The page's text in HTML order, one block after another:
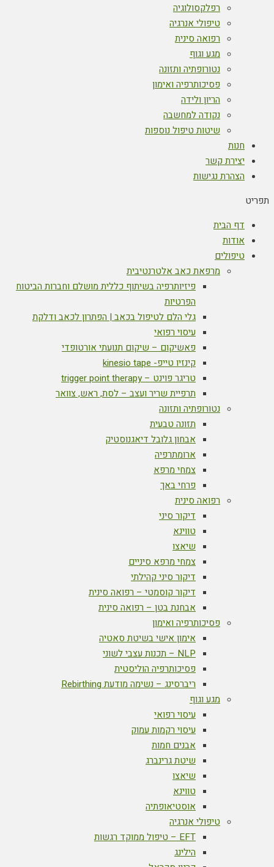
רפלקסולוגיה
טיפולי אנרגיה
רפואה סינית
מגע וגוף
נטורופתיה ותזונה
פסיכותרפיה ואימון
הריון ולידה
נקודה למחשבה
שיטות טיפול נוספות
חנות
יצירת קשר
הצהרת נגישות
תפריט
דף הבית
אודות
טיפולים
מרפאת כאב אלטרנטיבית
פיזיותרפיה בשיתוף כללית מושלם וחברות הביטוח
הפרטיות
גלי הלם לטיפול בכאב | הפתרון לכאב ודלקת
עיסוי רפואי
פאשיקום – שיקום תנועתי אורטופדי
קינזיו טייפ- kinesio tape
טריגר פוינט – trigger point therapy
תרפיית שריר ועצב – לסת, ראש, צוואר
נטורופתיה ותזונה
תזונה טבעית
אבחון גלובל דיאגנוסטיק
ארומתרפיה
צמחי מרפא
פרחי באך
רפואה סינית
דיקור סיני
טווינא
שיאצו
צמחי מרפא סיניים
דיקור סיני קהילתי
דיקור קוסמטי – רפואה סינית
אבחנת בטן – רפואה סינית
פסיכותרפיה ואימון
אימון אישי בשיטת סאטיה
NLP – תכנות עצבי לשוני
פסיכותרפיה הוליסטית
ריברסינג – נשימה מודעת Rebirthing
מגע וגוף
עיסוי רפואי
עיסוי רקמות עמוק
אבנים חמות
שיטת גרינברג
שיאצו
טווינא
אוסטיאופתיה
טיפולי אנרגיה
EFT – טיפול ממוקד רגשות
הילינג